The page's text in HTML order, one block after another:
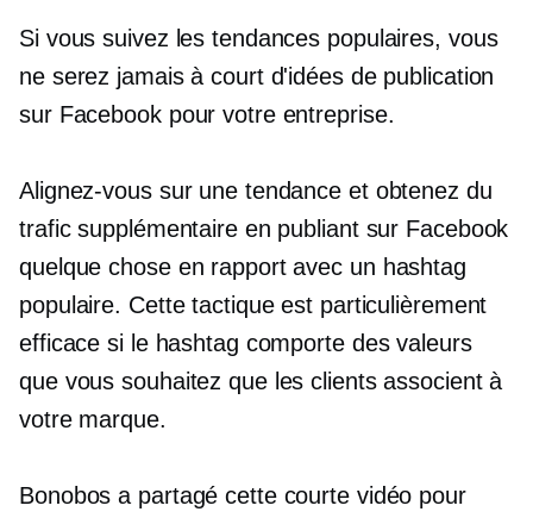
Si vous suivez les tendances populaires, vous
ne serez jamais à court d'idées de publication
sur Facebook pour votre entreprise.
Alignez-vous sur une tendance et obtenez du
trafic supplémentaire en publiant sur Facebook
quelque chose en rapport avec un hashtag
populaire. Cette tactique est particulièrement
efficace si le hashtag comporte des valeurs
que vous souhaitez que les clients associent à
votre marque.
Bonobos a partagé cette courte vidéo pour